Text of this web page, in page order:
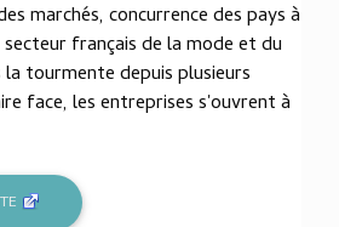
marchés, concurrence des pays à
français de la mode et du
tourmente depuis plusieurs
face, les entreprises s'ouvrent à